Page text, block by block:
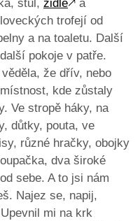
stůl, židle🡕 a
trofejí od
a na toaletu. Další
pokoje v patře.
že dřív, nebo
kde zůstaly
Ve stropě háky, na
důtky, pouta, ve
různé hračky, obojky
dva široké
sebe. A to jsi nám
Najez se, napij,
mi na krk